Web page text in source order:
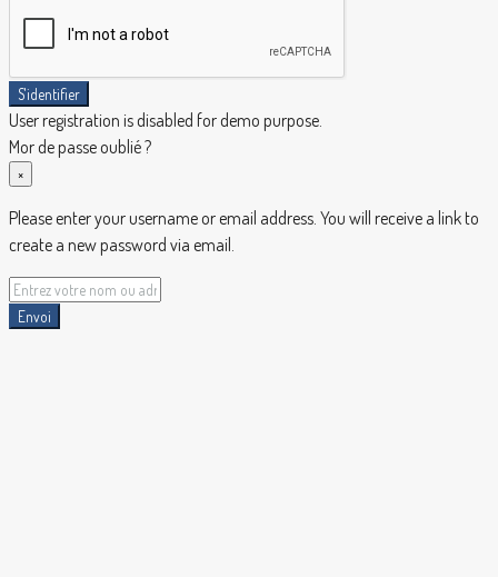
S'identifier
User registration is disabled for demo purpose.
Mor de passe oublié ?
×
Please enter your username or email address. You will receive a link to
create a new password via email.
Envoi